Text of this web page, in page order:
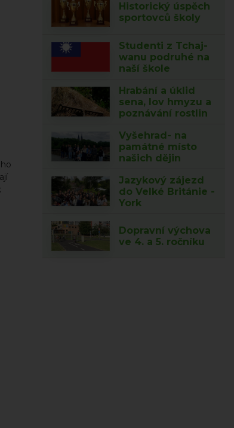
Historický úspěch
sportovců školy
Studenti z Tchaj-
wanu podruhé na
naší škole
Hrabání a úklid
sena, lov hmyzu a
poznávání rostlin
Vyšehrad- na
památné místo
našich dějin
Jazykový zájezd
do Velké Británie -
York
Dopravní výchova
ve 4. a 5. ročníku